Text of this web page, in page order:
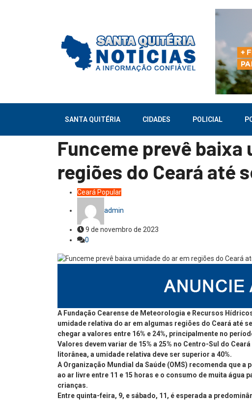
SANTA QUITÉRIA CIDADES POLICIAL
Funceme prevê baixa
regiões do Ceará até
Ceará Popular
admin
9 de novembro de 2023
0
A Fundação Cearense de Meteorologia e Recursos
umidade relativa do ar em algumas regiões do Ceará até
chegar a valores entre 16% e 24%, principalmente no
Valores devem variar de 15% a 25% no Centro-Sul do
litorânea, a umidade relativa deve ser superior a 40%.
A Organização Mundial da Saúde (OMS) recomenda que
ao ar livre entre 11 e 15 horas e o consumo de muita
crianças.
Entre quinta-feira, 9, e sábado, 11, é esperada a